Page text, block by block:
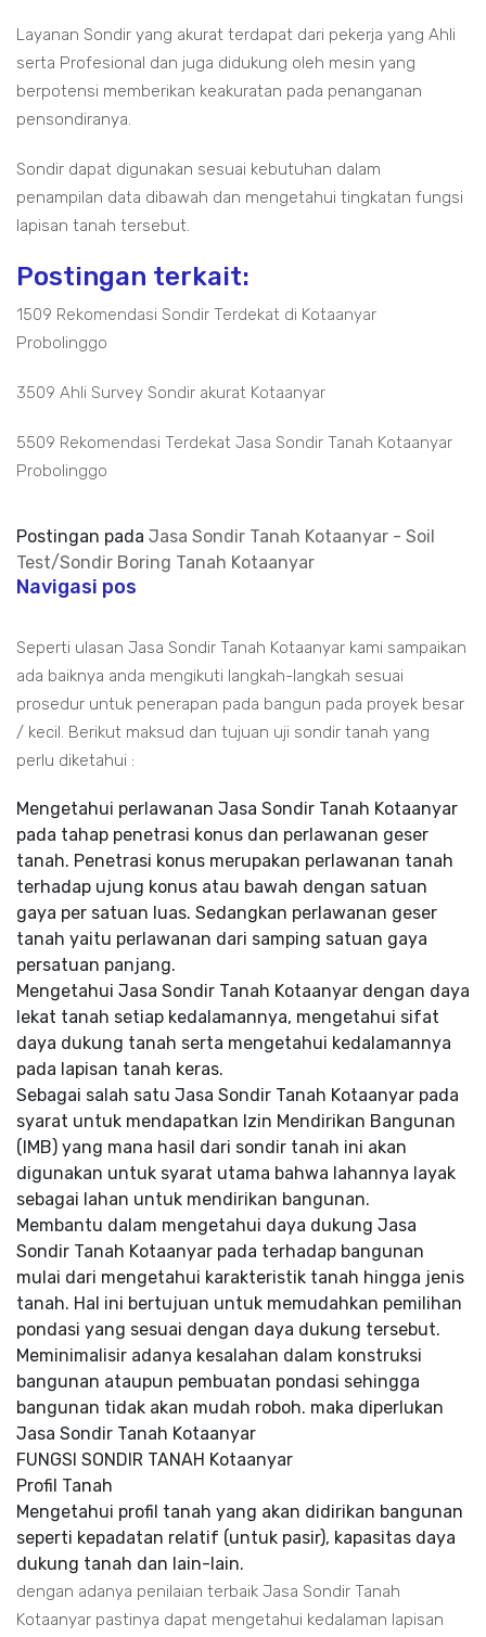
Layanan Sondir yang akurat terdapat dari pekerja yang Ahli
serta Profesional dan juga didukung oleh mesin yang
berpotensi memberikan keakuratan pada penanganan
pensondiranya.
Sondir dapat digunakan sesuai kebutuhan dalam
penampilan data dibawah dan mengetahui tingkatan fungsi
lapisan tanah tersebut.
Postingan terkait:
1509 Rekomendasi Sondir Terdekat di Kotaanyar
Probolinggo
3509 Ahli Survey Sondir akurat Kotaanyar
5509 Rekomendasi Terdekat Jasa Sondir Tanah Kotaanyar
Probolinggo
Postingan pada Jasa Sondir Tanah Kotaanyar - Soil
Test/Sondir Boring Tanah Kotaanyar
Navigasi pos
Seperti ulasan Jasa Sondir Tanah Kotaanyar kami sampaikan
ada baiknya anda mengikuti langkah-langkah sesuai
prosedur untuk penerapan pada bangun pada proyek besar
/ kecil. Berikut maksud dan tujuan uji sondir tanah yang
perlu diketahui :
Mengetahui perlawanan Jasa Sondir Tanah Kotaanyar
pada tahap penetrasi konus dan perlawanan geser
tanah. Penetrasi konus merupakan perlawanan tanah
terhadap ujung konus atau bawah dengan satuan
gaya per satuan luas. Sedangkan perlawanan geser
tanah yaitu perlawanan dari samping satuan gaya
persatuan panjang.
Mengetahui Jasa Sondir Tanah Kotaanyar dengan daya
lekat tanah setiap kedalamannya, mengetahui sifat
daya dukung tanah serta mengetahui kedalamannya
pada lapisan tanah keras.
Sebagai salah satu Jasa Sondir Tanah Kotaanyar pada
syarat untuk mendapatkan Izin Mendirikan Bangunan
(IMB) yang mana hasil dari sondir tanah ini akan
digunakan untuk syarat utama bahwa lahannya layak
sebagai lahan untuk mendirikan bangunan.
Membantu dalam mengetahui daya dukung Jasa
Sondir Tanah Kotaanyar pada terhadap bangunan
mulai dari mengetahui karakteristik tanah hingga jenis
tanah. Hal ini bertujuan untuk memudahkan pemilihan
pondasi yang sesuai dengan daya dukung tersebut.
Meminimalisir adanya kesalahan dalam konstruksi
bangunan ataupun pembuatan pondasi sehingga
bangunan tidak akan mudah roboh. maka diperlukan
Jasa Sondir Tanah Kotaanyar
FUNGSI SONDIR TANAH Kotaanyar
Profil Tanah
Mengetahui profil tanah yang akan didirikan bangunan
seperti kepadatan relatif (untuk pasir), kapasitas daya
dukung tanah dan lain-lain.
dengan adanya penilaian terbaik Jasa Sondir Tanah
Kotaanyar pastinya dapat mengetahui kedalaman lapisan